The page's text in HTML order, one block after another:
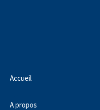
Accueil
A propos